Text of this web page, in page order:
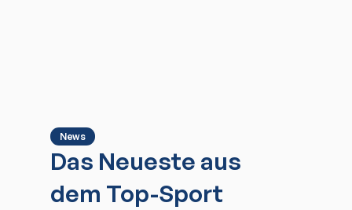
News
Das Neueste aus
dem Top-Sport